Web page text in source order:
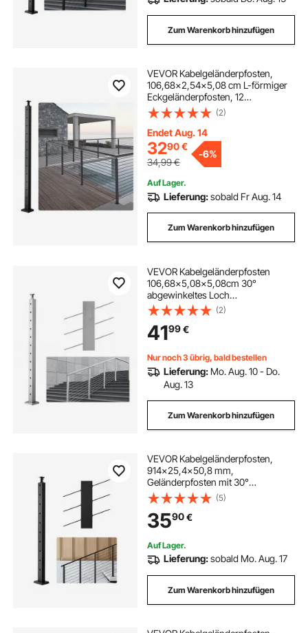
Zum Warenkorb hinzufügen
VEVOR Kabelgeländerpfosten,
106,68x2,54x5,08 cm L-förmiger
Eckgeländerpfosten, 12
vorgebohrte Löcher, SUS304
Edelstahl Geländerpfosten mit
gebogener Halterung, 1er-Pack,
1JZLGZHS1067CSWRBV0
(2)
Endet Aug. 14
3290€
34,99€
-6%
Auf Lager.
Lieferung:sobald Fr Aug. 14
Zum Warenkorb hinzufügen
VEVOR Kabelgeländerpfosten
106,68x5,08x5,08cm 30°
abgewinkeltes Loch
Treppengeländerpfosten 12
vorgebohrte Löcher SUS304
Edelstahl-Pfosten mit gebogener
Halterung Silber
1JZLGZ1067556VUN5V0
(2)
4199€
Nur noch 3 übrig, bald bestellen
Lieferung: Mo. Aug. 10 - Do.
Aug. 13
Zum Warenkorb hinzufügen
VEVOR Kabelgeländerpfosten,
914x25,4x50,8 mm,
Geländerpfosten mit 30°
vorgebohrten Löchern, SUS304
Edelstahl, horizontale & gebogene
Halterung, für Handlauf, Schwarz,
1JZLGZXHS91402OS1001V0
(5)
3590€
Auf Lager.
Lieferung:sobald Mo. Aug. 17
Zum Warenkorb hinzufügen